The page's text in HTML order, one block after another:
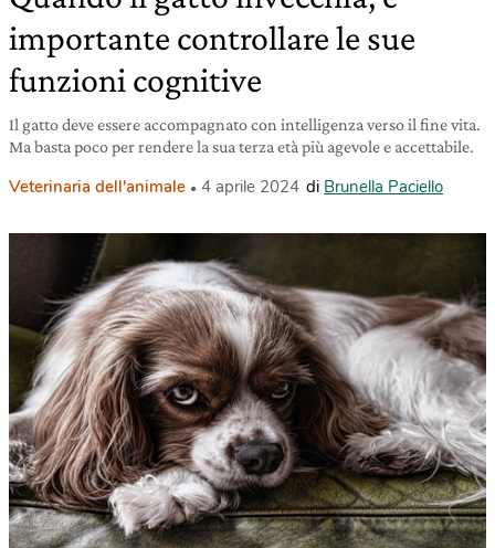
importante controllare le sue
funzioni cognitive
Il gatto deve essere accompagnato con intelligenza verso il fine vita.
Ma basta poco per rendere la sua terza età più agevole e accettabile.
Veterinaria dell'animale 4 aprile 2024 di Brunella Paciello